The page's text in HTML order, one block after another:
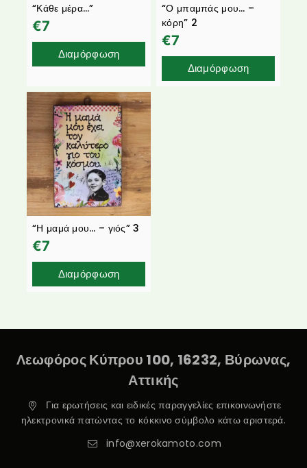
“Κάθε μέρα…”
€7
Διαμόρφωση
“Ο μπαμπάς μου… –
κόρη” 2
€7
Διαμόρφωση
“Η μαμά μου… – γιός” 3
€7
Διαμόρφωση
Λεωφόρος Κύπρου 100, 16232, Βύρωνας,
Αττικής
Για ερωτήσεις και ειδικές παραγγελίες επικοινωνήστε
ηλεκτρονικά πατώντας το κόκκινο σύμβολο κάτω αριστερά.
info@xerokamoto.com